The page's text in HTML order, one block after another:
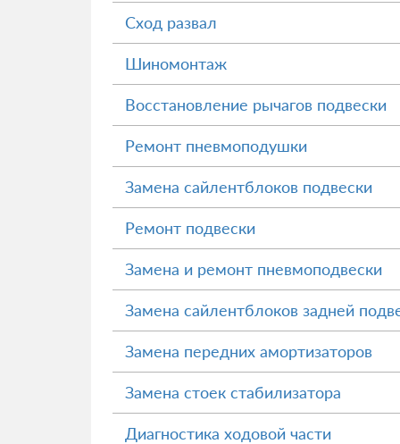
Сход развал
Шиномонтаж
Восстановление рычагов подвески
Ремонт пневмоподушки
Замена сайлентблоков подвески
Ремонт подвески
Замена и ремонт пневмоподвески
Замена сайлентблоков задней
Замена передних амортизаторов
Замена стоек стабилизатора
Диагностика ходовой части